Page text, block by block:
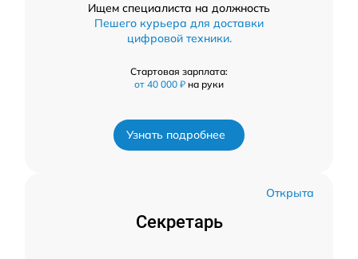
Ищем специалиста на должность
Пешего курьера для доставки
цифровой техники.
Стартовая зарплата:
от 40 000 ₽ на руки
Узнать подробнее
Открыта
Секретарь